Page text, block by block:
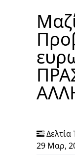
Δελτία
29 Μαρ,